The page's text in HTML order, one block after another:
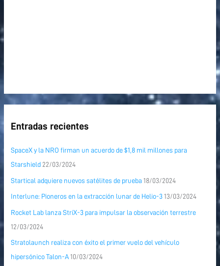
Entradas recientes
SpaceX y la NRO firman un acuerdo de $1,8 mil millones para
Starshield 22/03/2024
Startical adquiere nuevos satélites de prueba 18/03/2024
Interlune: Pioneros en la extracción lunar de Helio-3 13/03/2024
Rocket Lab lanza StriX-3 para impulsar la observación terrestre
12/03/2024
Stratolaunch realiza con éxito el primer vuelo del vehículo
hipersónico Talon-A 10/03/2024